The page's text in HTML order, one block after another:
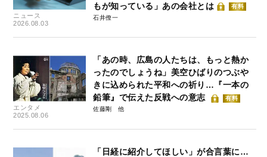
ニュース
2026.08.03
もが知っている」あの会社とは
有料
石井僚一
エンタメ
2025.08.06
「あの時、広島の人たちは、もっと熱か
ったのでしょうね」美空ひばりのつぶや
きに込められた平和への祈り…『一本の
鉛筆』で伝えた反戦への意志
有料
佐藤剛
「日経に紹介してほしい」が合言葉に…